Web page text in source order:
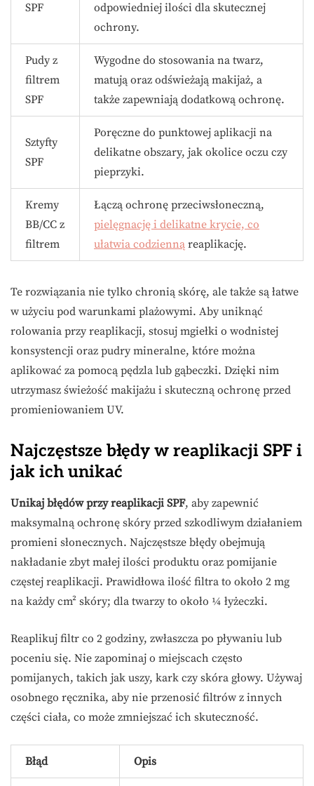
SPF
odpowiedniej ilości dla skutecznej
ochrony.
Pudy z
filtrem
SPF
Wygodne do stosowania na twarz,
matują oraz odświeżają makijaż, a
także zapewniają dodatkową ochronę.
Sztyfty
SPF
Poręczne do punktowej aplikacji na
delikatne obszary, jak okolice oczu czy
pieprzyki.
Kremy
BB/CC z
filtrem
Łączą ochronę przeciwsłoneczną,
pielęgnację i delikatne krycie, co
ułatwia codzienną reaplikację.
Te rozwiązania nie tylko chronią skórę, ale także są łatwe
w użyciu pod warunkami plażowymi. Aby uniknąć
rolowania przy reaplikacji, stosuj mgiełki o wodnistej
konsystencji oraz pudry mineralne, które można
aplikować za pomocą pędzla lub gąbeczki. Dzięki nim
utrzymasz świeżość makijażu i skuteczną ochronę przed
promieniowaniem UV.
Najczęstsze błędy w reaplikacji SPF i
jak ich unikać
Unikaj błędów przy reaplikacji SPF, aby zapewnić
maksymalną ochronę skóry przed szkodliwym działaniem
promieni słonecznych. Najczęstsze błędy obejmują
nakładanie zbyt małej ilości produktu oraz pomijanie
częstej reaplikacji. Prawidłowa ilość filtra to około 2 mg
na każdy cm² skóry; dla twarzy to około ¼ łyżeczki.
Reaplikuj filtr co 2 godziny, zwłaszcza po pływaniu lub
poceniu się. Nie zapominaj o miejscach często
pomijanych, takich jak uszy, kark czy skóra głowy. Używaj
osobnego ręcznika, aby nie przenosić filtrów z innych
części ciała, co może zmniejszać ich skuteczność.
Błąd Opis